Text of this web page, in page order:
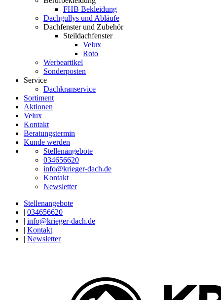
FHB Bekleidung
Dachgullys und Abläufe
Dachfenster und Zubehör
Steildachfenster
Velux
Roto
Werbeartikel
Sonderposten
Service
Dachkranservice
Sortiment
Aktionen
Velux
Kontakt
Beratungstermin
Kunde werden
Stellenangebote
034656620
info@krieger-dach.de
Kontakt
Newsletter
Stellenangebote
| 034656620
| info@krieger-dach.de
| Kontakt
| Newsletter